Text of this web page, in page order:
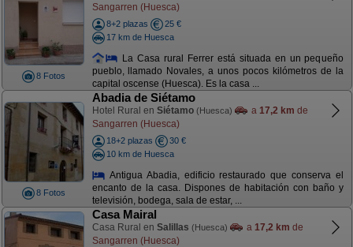
8 Fotos
Sangarren (Huesca)
8+2 plazas
25 €
17 km de Huesca
La Casa rural Ferrer está situada en un pequeño
pueblo, llamado Novales, a unos pocos kilómetros de la
capital oscense (Huesca). Es la casa ...
8 Fotos
Abadia de Siétamo
Hotel Rural en Siétamo (Huesca) a 17,2 km de
Sangarren (Huesca)
18+2 plazas
30 €
10 km de Huesca
Antigua Abadia, edificio restaurado que conserva el
encanto de la casa. Dispones de habitación con baño y
televisión, bodega, sala de estar, ...
Casa Mairal
Casa Rural en Salillas (Huesca) a 17,2 km de
Sangarren (Huesca)